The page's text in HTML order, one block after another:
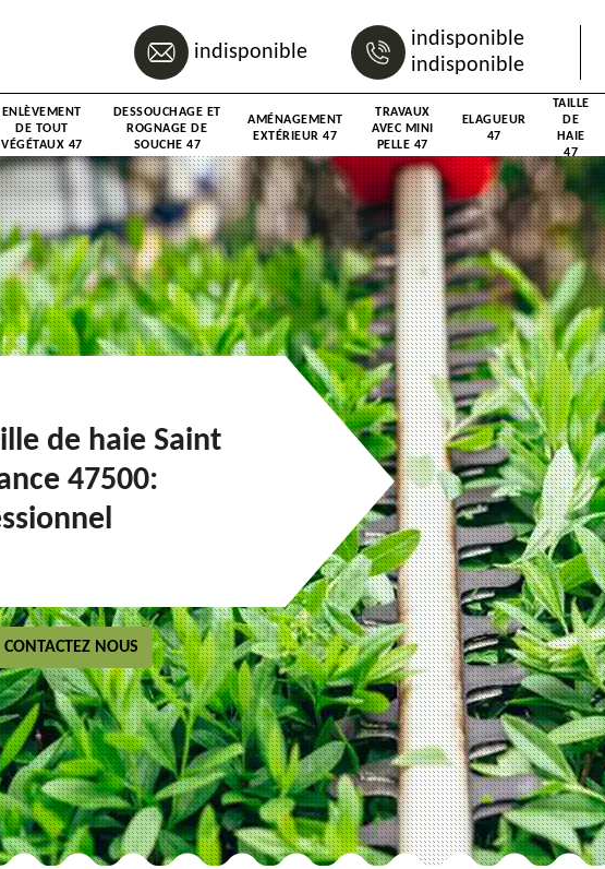
indisponible
indisponible
indisponible
ENLÈVEMENT
DE TOUT
VÉGÉTAUX 47
DESSOUCHAGE ET
ROGNAGE DE
SOUCHE 47
AMÉNAGEMENT
EXTÉRIEUR 47
TRAVAUX
AVEC MINI
PELLE 47
ELAGUEUR
47
TAILLE
DE
HAIE
47
de haie Saint
47500:
CONTACTEZ NOUS